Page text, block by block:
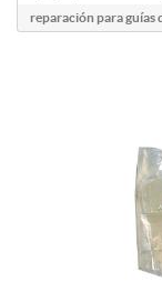
reparación para guías